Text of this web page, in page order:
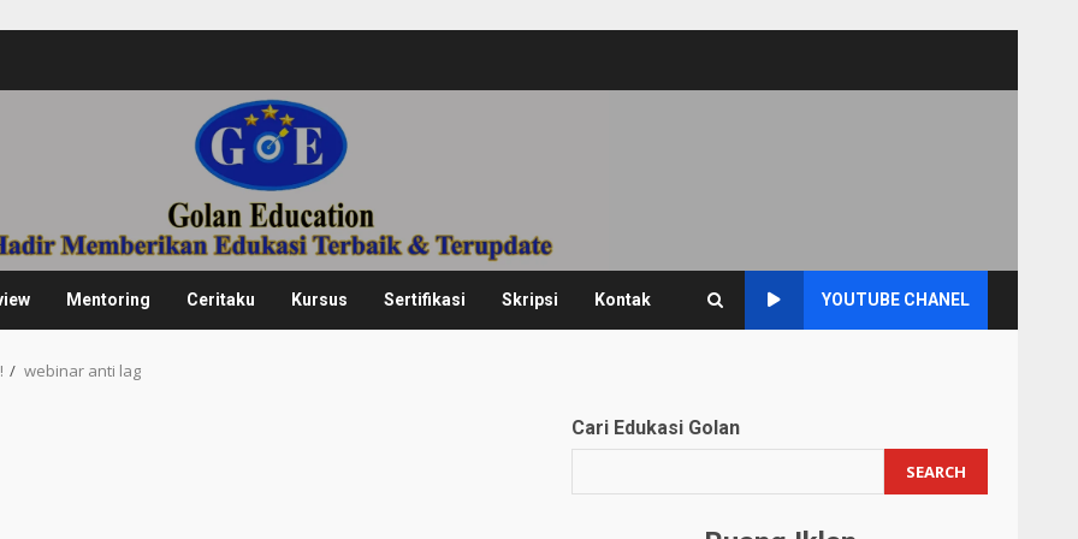
Mentoring Ceritaku Kursus Sertifikasi Skripsi Kontak YOUTUBE CHANEL
webinar anti lag
Cari Edukasi Golan
SEARCH